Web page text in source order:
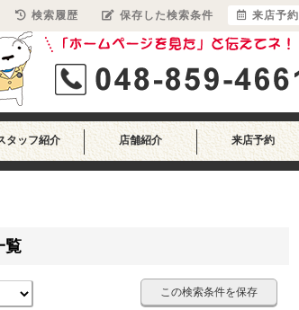
タッフ紹介 店舗紹介 来店予約
覧
この検索条件を保存
検索履歴 保存した検索条件 来店予約